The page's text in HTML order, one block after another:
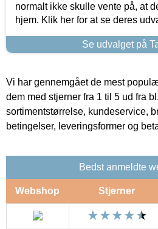
normalt ikke skulle vente på, at
hjem. Klik her for at se deres
Se udvalget på
Vi har gennemgået de mest
dem med stjerner fra 1 til 5 ud fra
sortimentstørrelse, kundeservice,
betingelser, leveringsformer og
Bedst anmeldte
Webshop Stjerner